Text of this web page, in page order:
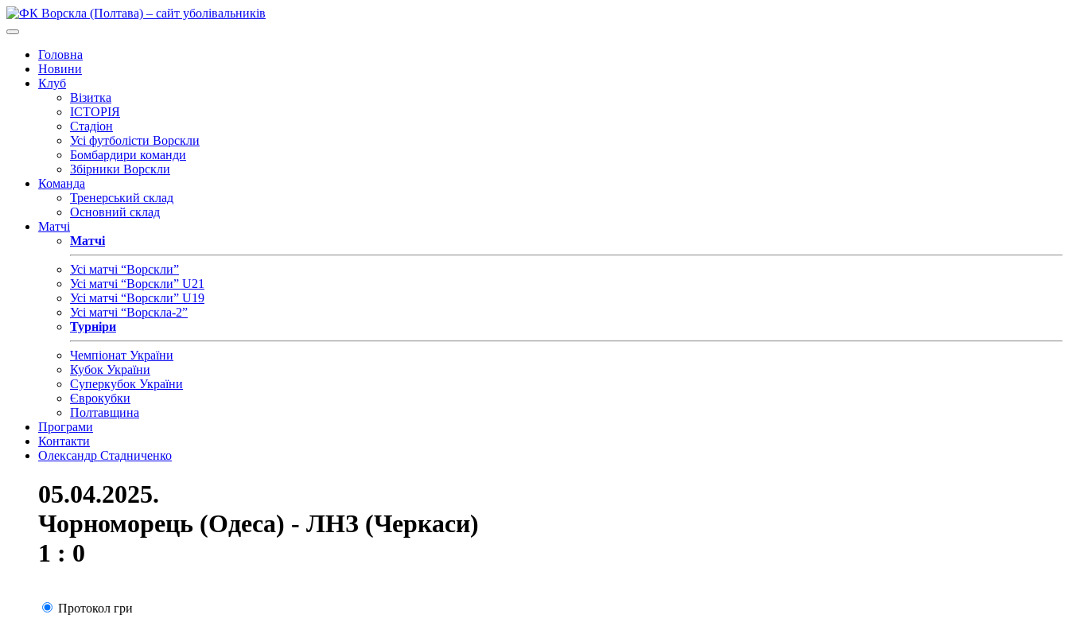
Головна
Новини
Клуб
Візитка
ІСТОРІЯ
Стадіон
Усі футболісти Ворскли
Бомбардири команди
Збірники Ворскли
Команда
Тренерський склад
Основний склад
Матчі
Матчі
Усі матчі “Ворскли”
Усі матчі “Ворскли” U21
Усі матчі “Ворскли” U19
Усі матчі “Ворскла-2”
Турніри
Чемпіонат України
Кубок України
Суперкубок України
Єврокубки
Полтавщина
Програми
Контакти
Олександр Стадниченко
05.04.2025.
Чорноморець (Одеса) - ЛНЗ (Черкаси)
1 : 0
Протокол гри